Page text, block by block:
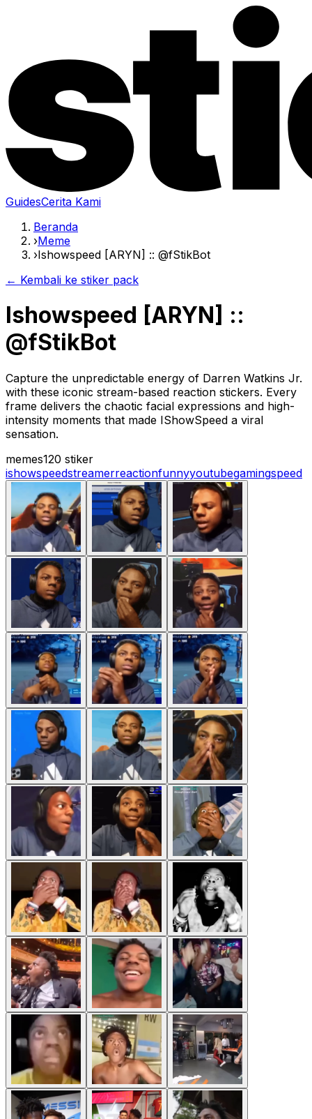
GuidesCerita Kami
Beranda
›Meme
›Ishowspeed [ARYN] :: @fStikBot
← Kembali ke stiker pack
Ishowspeed [ARYN] ::
@fStikBot
Capture the unpredictable energy of Darren Watkins Jr.
with these iconic stream-based reaction stickers. Every
frame delivers the chaotic facial expressions and high-
intensity moments that made IShowSpeed a viral
sensation.
memes120 stiker
ishowspeedstreamerreactionfunnyyoutubegamingspeed